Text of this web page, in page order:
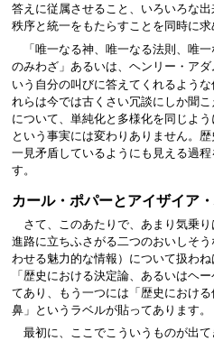
答えに従属させること、いろいろな
秩序と統一をもたらすことを同時に求
「唯一なる神、唯一なる法則、唯
のみわざ」あるいは、ヘンリー・ア
いう自分の叫びに答えてくれるような
れらは今では古くさい冗談にしか聞
について、単純化と多様化を同じよ
という事実には変わりありません。
一見矛盾しているようにも見える過
す。
カール・ポパーとアイザイア
さて、このあたりで、あまり気乗
進路に立ちふさがる二つのおいしそ
わせる魅力的な情報）について扱わ
「歴史における決定論、あるいはヘ
てあり、もう一つには「歴史におけ
鼻」というラベルが貼ってあります。
最初に、ここでこういうものが出て